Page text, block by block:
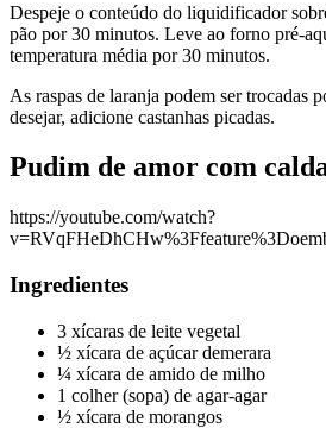
Despeje o conteúdo do liquidificador
pão por 30 minutos. Leve ao forno pré-
temperatura média por 30 minutos.
As raspas de laranja podem ser trocadas
desejar, adicione castanhas picadas.
Pudim de amor com
https://youtube.com/watch?
Ingredientes
3 xícaras de leite vegetal
½ xícara de açúcar demerara
¼ xícara de amido de milho
1 colher (sopa) de agar-agar
½ xícara de morangos